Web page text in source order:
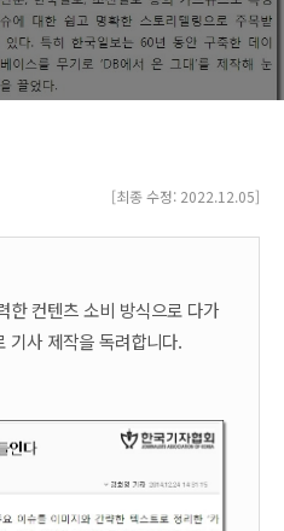
[최종 수정: 2022.12.05]
한 컨텐츠 소비 방식으로 다가
기사 제작을 독려합니다.